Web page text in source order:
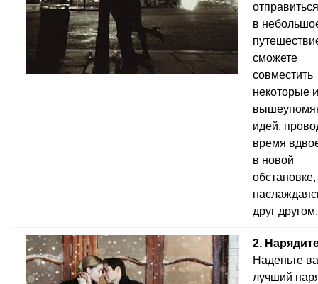
отправиться
в
сможете
совместить
некоторые
идей,
время
в новой
обстановке,
друг другом.
2.
Наденьте
лучший